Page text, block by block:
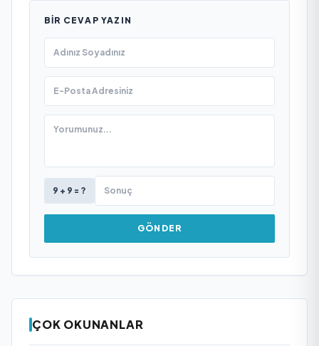
BIR CEVAP YAZIN
9 + 9 = ?
GÖNDER
ÇOK OKUNANLAR